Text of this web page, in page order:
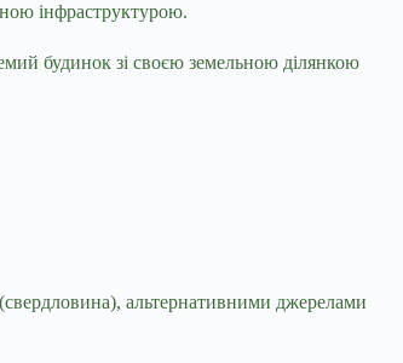
інфраструктурою.
будинок зі своєю земельною ділянкою
альтернативними джерелами